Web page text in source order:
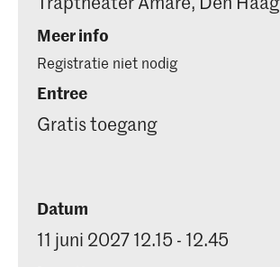
Meer info
Registratie niet nodig
Entree
Gratis toegang
Datum
11 juni 2027 12.15 - 12.45